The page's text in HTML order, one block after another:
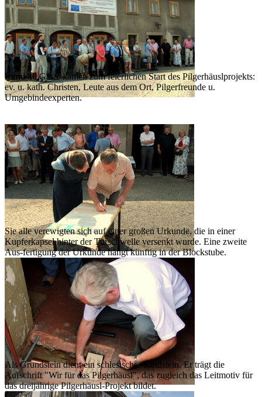
Rund 40 Gäste kamen zum feierlichen Start des Pilgerhäuslprojekts:
ev. u. kath. Christen, Leute aus dem Ort, Pilgerfreunde u.
Umgebindeexperten.
Sie alle verewigten sich auf einer großen Urkunde, die in einer
Kupferkapsel hinter der Türschwelle versenkt wurde. Eine zweite
Aus-fertigung der Urkunde hängt künftig in der Blockstube.
Als Grundstein dient ein schlesischer Sandstein. Er trägt die
Aufschrift "Wir für das Pilgerhäusl", das zugleich das Leitmotiv für
das dreijährige Pilgerhäusl-Projekt bildet.